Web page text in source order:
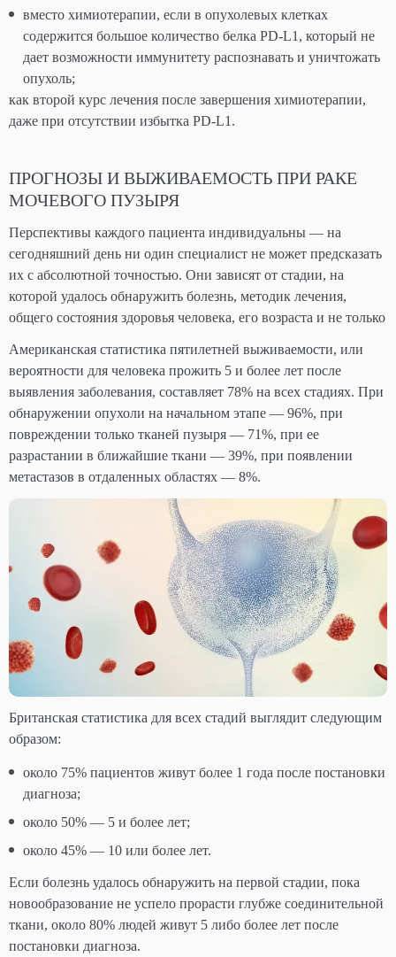
вместо химиотерапии, если в опухолевых клетках
содержится большое количество белка PD-L1, который не
дает возможности иммунитету распознавать и уничтожать
опухоль;
как второй курс лечения после завершения химиотерапии,
даже при отсутствии избытка PD-L1.
ПРОГНОЗЫ И ВЫЖИВАЕМОСТЬ ПРИ РАКЕ
МОЧЕВОГО ПУЗЫРЯ
Перспективы каждого пациента индивидуальны — на
сегодняшний день ни один специалист не может предсказать
их с абсолютной точностью. Они зависят от стадии, на
которой удалось обнаружить болезнь, методик лечения,
общего состояния здоровья человека, его возраста и не только
Американская статистика пятилетней выживаемости, или
вероятности для человека прожить 5 и более лет после
выявления заболевания, составляет 78% на всех стадиях. При
обнаружении опухоли на начальном этапе — 96%, при
повреждении только тканей пузыря — 71%, при ее
разрастании в ближайшие ткани — 39%, при появлении
метастазов в отдаленных областях — 8%.
Британская статистика для всех стадий выглядит следующим
образом:
около 75% пациентов живут более 1 года после постановки
диагноза;
около 50% — 5 и более лет;
около 45% — 10 или более лет.
Если болезнь удалось обнаружить на первой стадии, пока
новообразование не успело прорасти глубже соединительной
ткани, около 80% людей живут 5 либо более лет после
постановки диагноза.